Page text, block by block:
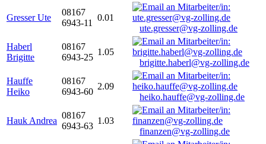
Gresser Ute
08167
6943-11
0.01
ute.gresser@vg-zolling.de
Haberl
Brigitte
08167
6943-25
1.05
brigitte.haberl@vg-zolling.de
Hauffe
Heiko
08167
6943-60
2.09
heiko.hauffe@vg-zolling.de
Hauk Andrea
08167
6943-63
1.03
finanzen@vg-zolling.de